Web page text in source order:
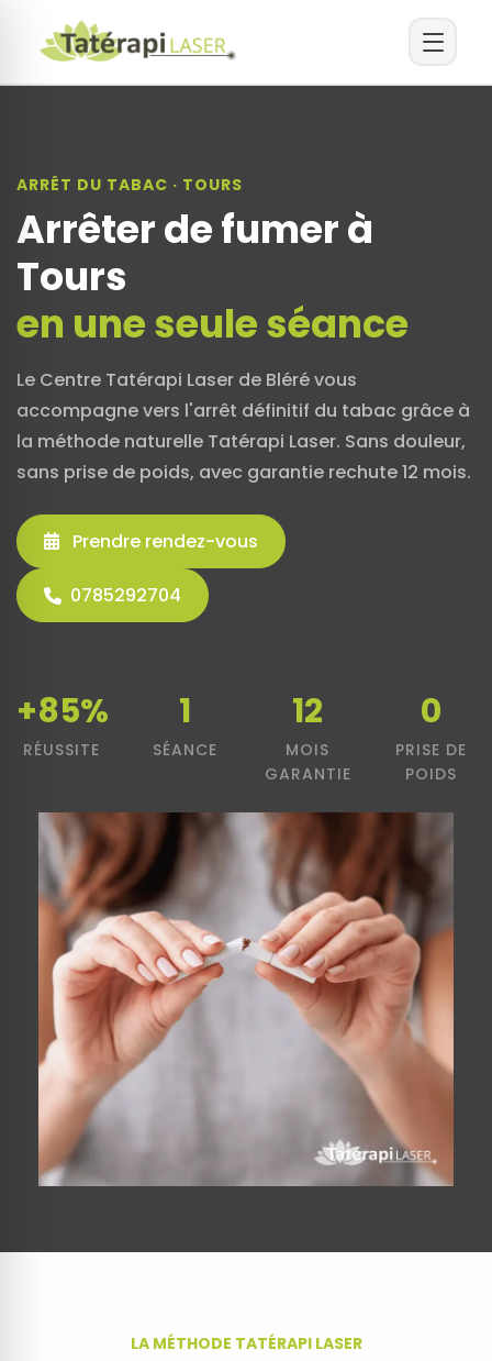
ARRÊT DU TABAC · TOURS
Arrêter de fumer à
Tours
en une seule séance
Le Centre Tatérapi Laser de Bléré vous
accompagne vers l'arrêt définitif du tabac grâce à
la méthode naturelle Tatérapi Laser. Sans douleur,
sans prise de poids, avec garantie rechute 12 mois.
Prendre rendez-vous
0785292704
+85%
RÉUSSITE
1
SÉANCE
12
MOIS
GARANTIE
0
PRISE DE
POIDS
LA MÉTHODE TATÉRAPI LASER